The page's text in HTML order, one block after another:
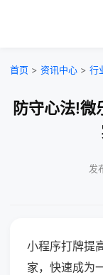
首页 > 资讯中心 > 行
防守心法!微
发
小程序打牌提
家，快速成为